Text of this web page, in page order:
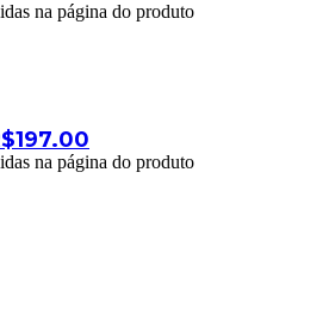
na página do produto
na página do produto